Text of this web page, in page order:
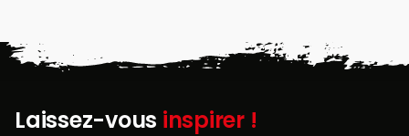
Laissez-vous inspirer !